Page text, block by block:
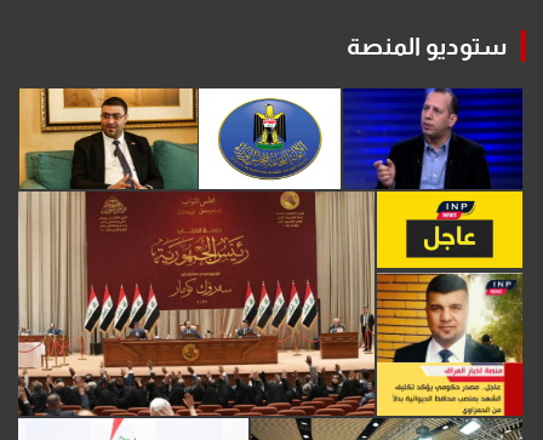
ستوديو المنصة